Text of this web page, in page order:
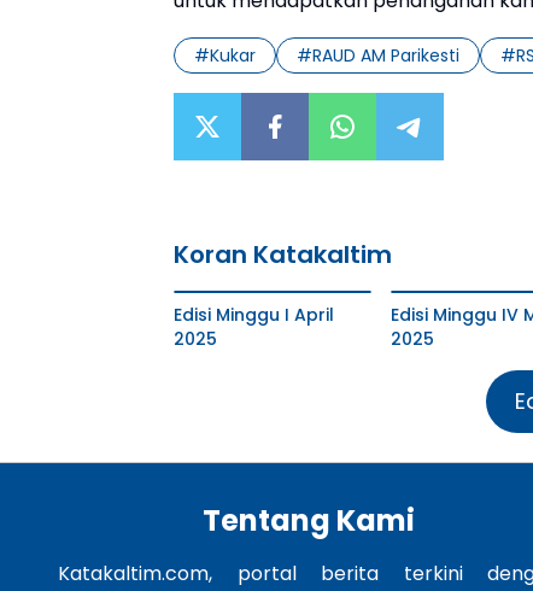
#Kukar #RAUD AM Parikesti #
Koran Katakaltim
Edisi Minggu I April
2025
Edisi Minggu IV
2025
Tentang Kami
Katakaltim.com, portal berita terkini